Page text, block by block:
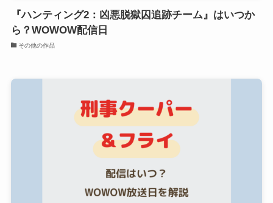
『ハンティング2：凶悪脱獄囚追跡チーム』はいつか
ら？WOWOW配信日
その他の作品